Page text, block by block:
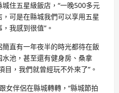
住五星級飯店，“一晚500多元
可是在縣城我們可以享用五星
我感到很值”。
直有一年夜半的時光都待在飯
池，甚至還有健身房、桑拿
目，我們就曾經玩不外來了”。
女伴侶在縣城轉轉，“縣城節拍